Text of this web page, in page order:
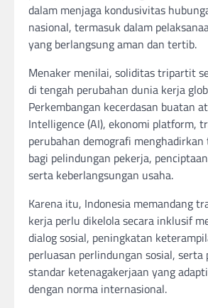
dalam menjaga kondusivitas
nasional, termasuk dalam
yang berlangsung aman dan tertib.
Menaker menilai, soliditas tripartit
di tengah perubahan dunia kerja
Perkembangan kecerdasan buatan
Intelligence (AI), ekonomi platform,
perubahan demografi
bagi pelindungan pekerja,
serta keberlangsungan usaha.
Karena itu, Indonesia memandang
kerja perlu dikelola secara inklusif
dialog sosial, peningkatan
perluasan perlindungan sosial, serta
standar ketenagakerjaan yang
dengan norma internasional.